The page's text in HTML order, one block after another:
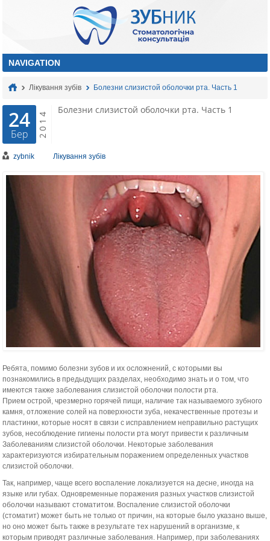
Лікування зубів Болезни слизистой оболочки рта. Часть 1
24
Бер 2014 Болезни слизистой оболочки рта. Часть 1
zybnik Лікування зубів
Ребята, помимо болезни зубов и их осложнений, с которыми вы
познакомились в предыдущих разделах, необходимо знать и о том, что
имеются также забо­левания слизистой оболочки полости рта.
Прием острой, чрезмерно горячей пищи, наличие так называемого зубного
камня, отложение солей на поверхности зуба, некачественные протезы и
пластин­ки, которые носят в связи с исправлением неправильно растущих
зубов, несоблюдение гигиены полости рта могут привести к различным
Заболеваниям слизистой оболочки. Некоторые заболевания
характеризуются избирательным поражением определенных участков
слизистой оболочки.
Так, например, чаще всего воспа­ление локализуется на десне, иногда на
языке или гу­бах. Одновременные поражения разных участков сли­зистой
оболочки называют стоматитом. Воспаление слизистой оболочки
(стоматит) может быть не только от причин, на которые было указано выше,
но оно мо­жет быть также в результате тех нарушений в орга­низме, к
которым приводят различные заболевания. Например, при заболеваниях